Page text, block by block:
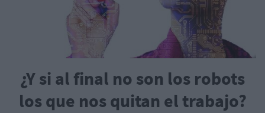
¿Y si al final no son los robots
los que nos quitan el trabajo?